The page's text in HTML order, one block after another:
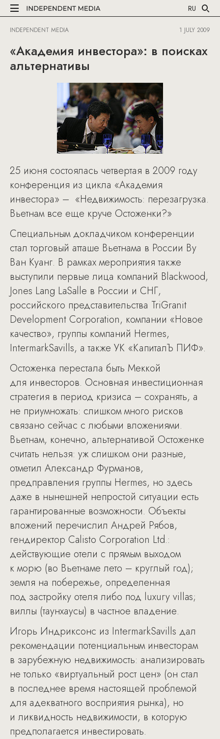
RU
INDEPENDENT MEDIA 1 JULY 2009
«Академия инвестора»: в поисках
альтернативы
25 июня состоялась четвертая в 2009 году
конференция из цикла «Академия
инвестора» – «Недвижимость: перезагрузка.
Вьетнам все еще круче Остоженки?»
Специальным докладчиком конференции
стал торговый атташе Вьетнама в России Ву
Ван Куанг. В рамках мероприятия также
выступили первые лица компаний Blackwood,
Jones Lang LaSalle в России и СНГ,
российского представительства TriGranit
Development Corporation, компании «Новое
качество», группы компаний Hermes,
IntermarkSavills, а также УК «КапиталЪ ПИФ».
Остоженка перестала быть Меккой
для инвесторов. Основная инвестиционная
стратегия в период кризиса – сохранять, а
не приумножать: слишком много рисков
связано сейчас с любыми вложениями.
Вьетнам, конечно, альтернативой Остоженке
считать нельзя: уж слишком они разные,
отметил Александр Фурманов,
предправления группы Hermes, но здесь
даже в нынешней непростой ситуации есть
гарантированные возможности. Объекты
вложений перечислил Андрей Рябов,
гендиректор Calisto Corporation Ltd.:
действующие отели с прямым выходом
к морю (во Вьетнаме лето – круглый год);
земля на побережье, определенная
под застройку отеля либо под luxury villas;
виллы (таунхаусы) в частное владение.
Игорь Индриксонс из IntermarkSavills дал
рекомендации потенциальным инвесторам
в зарубежную недвижимость: анализировать
не только «виртуальный рост цен» (он стал
в последнее время настоящей проблемой
для адекватного восприятия рынка), но
и ликвидность недвижимости, в которую
предполагается инвестировать.